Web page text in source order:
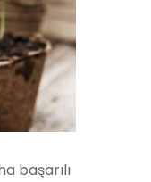
başarılı